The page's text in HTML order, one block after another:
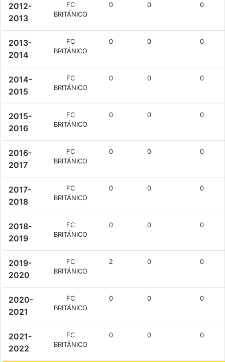
2012-
2013
FC
BRITÁNICO
0 0 0
2013-
2014
FC
BRITÁNICO
0 0 0
2014-
2015
FC
BRITÁNICO
0 0 0
2015-
2016
FC
BRITÁNICO
0 0 0
2016-
2017
FC
BRITÁNICO
0 0 0
2017-
2018
FC
BRITÁNICO
0 0 0
2018-
2019
FC
BRITÁNICO
0 0 0
2019-
2020
FC
BRITÁNICO
2 0 0
2020-
2021
FC
BRITÁNICO
0 0 0
2021-
2022
FC
BRITÁNICO
0 0 0